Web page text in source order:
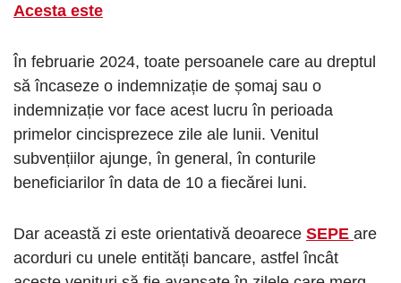
Acesta este
În februarie 2024, toate persoanele care au dreptul
să încaseze o indemnizație de șomaj sau o
indemnizație vor face acest lucru în perioada
primelor cincisprezece zile ale lunii. Venitul
subvențiilor ajunge, în general, în conturile
beneficiarilor în data de 10 a fiecărei luni.
Dar această zi este orientativă deoarece SEPE are
acorduri cu unele entități bancare, astfel încât